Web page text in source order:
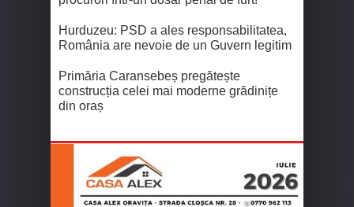
Hurduzeu: PSD a ales responsabilitatea,
România are nevoie de un Guvern legitim
Primăria Caransebeș pregătește
construcția celei mai moderne grădinițe
din oraș